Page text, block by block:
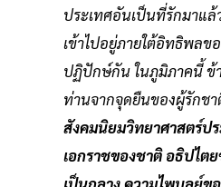
ประเทศอันเป็นที่รักมาแล้
เข้าไปอยู่ภายใต้อิทธิพลข
ปฏิปักษ์กัน ในภูมิภาคนี้ ข้
ท่านจากจุดยืนของผู้รักช
สังคมนิยมวิทยาศาสตร์ป
เอกราชของชาติ อธิปไต